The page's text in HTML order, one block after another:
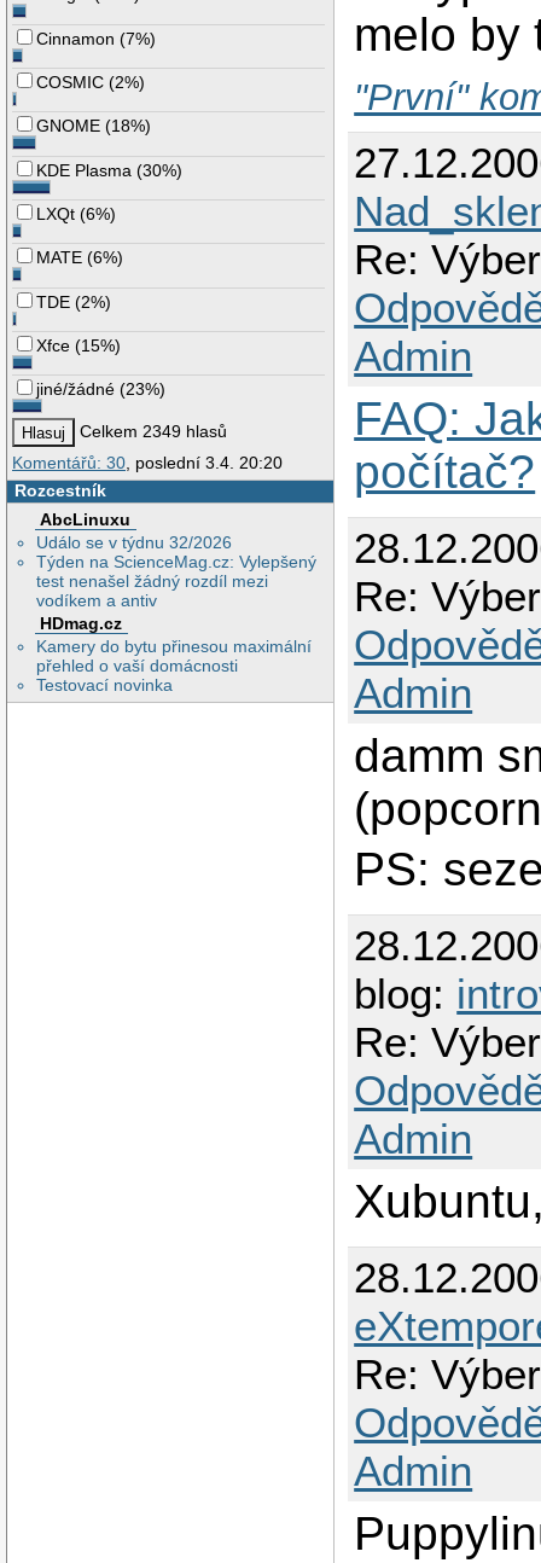
Cinnamon (7%)
COSMIC (2%)
GNOME (18%)
KDE Plasma (30%)
LXQt (6%)
MATE (6%)
TDE (2%)
Xfce (15%)
jiné/žádné (23%)
Celkem 2349 hlasů
Komentářů: 30 , poslední 3.4. 20:20
Rozcestník
AbcLinuxu
Událo se v týdnu 32/2026
Týden na ScienceMag.cz: Vylepšený
test nenašel žádný rozdíl mezi
vodíkem a antiv
HDmag.cz
Kamery do bytu přinesou maximální
přehled o vaší domácnosti
Testovací novinka
melo by
"První"
Re:
Admin
FAQ:
počítač?
Re:
Admin
damm
PS:
blog:
Re:
Admin
Re:
Admin